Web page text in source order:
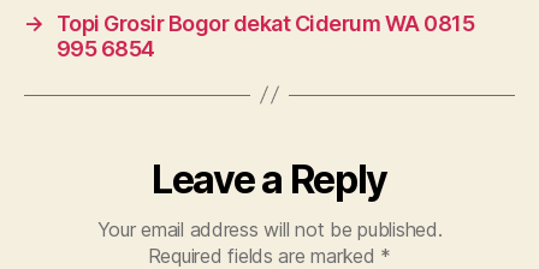
→
Topi Grosir Bogor dekat Ciderum WA 0815
995 6854
Leave a Reply
Your email address will not be published.
Required fields are marked *